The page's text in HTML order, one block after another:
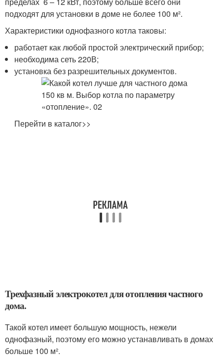
подходят для установки в доме не более 100 м².
Характеристики однофазного котла таковы:
работает как любой простой электрический прибор;
необходима сеть 220В;
установка без разрешительных документов.
Перейти в каталог>>
Трехфазный электрокотел для отопления частного
дома.
Такой котел имеет большую мощность, нежели
однофазный, поэтому его можно устанавливать в домах
больше 100 м².